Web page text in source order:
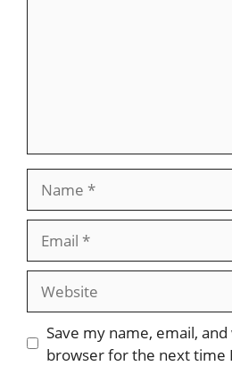
Website
Save my name, email,
browser for the next time